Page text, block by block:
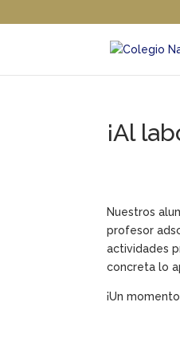
¡Al
Nuestros
profesor
actividades
concreta lo
¡Un